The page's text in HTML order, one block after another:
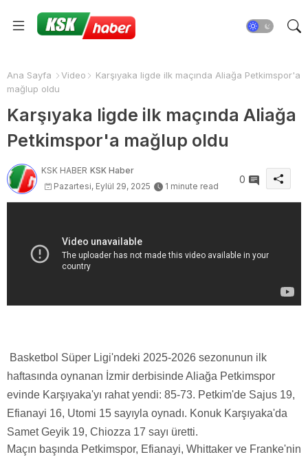
Ana Sayfa Video
Karşıyaka ligde ilk maçında Aliağa Petkimspor'a
mağlup oldu
Karşıyaka ligde ilk maçında Aliağa
Petkimspor'a mağlup oldu
KSK HABER KSK Haber
Pazartesi, Eylül 29, 2025
1 minute read
0
Basketbol Süper Ligi'ndeki 2025-2026 sezonunun ilk
haftasında oynanan İzmir derbisinde Aliağa Petkimspor
evinde Karşıyaka'yı rahat yendi: 85-73. Petkim'de Sajus 19,
Efianayi 16, Utomi 15 sayıyla oynadı. Konuk Karşıyaka'da
Samet Geyik 19, Chiozza 17 sayı üretti.
Maçın başında Petkimspor, Efianayi, Whittaker ve Franke'nin